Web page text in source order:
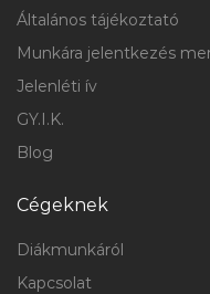
Általános tájékoztató
Munkára jelentkezés
Jelenléti ív
GY.I.K.
Blog
Cégeknek
Diákmunkáról
Kapcsolat